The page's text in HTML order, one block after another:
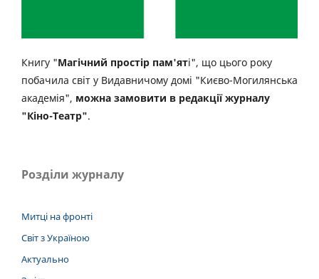
Книгу "Магічний простір пам'яті", що цього року
побачила світ у Видавничому домі "Києво-Могилянська
академія", можна замовити в редакції журналу
"Кіно-Театр".
Розділи журналу
Митці на фронті
Світ з Україною
Актуально